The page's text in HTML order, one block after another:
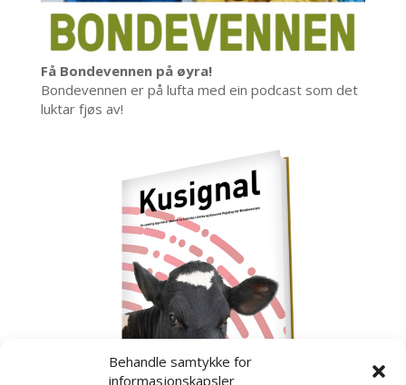
Behandle samtykke for
informasjonskapsler
Få Bondevennen på øyra!
Bondevennen er på lufta med ein podcast som det
luktar fjøs av!